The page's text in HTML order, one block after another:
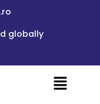
globally